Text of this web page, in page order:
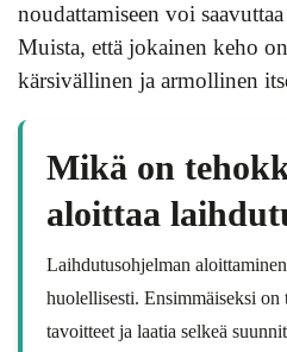
noudattamiseen voi
Muista, että jokainen keho
kärsivällinen ja armollinen
Mikä on
aloittaa
Laihdutusohjelman
huolellisesti. Ensimmäiseksi on
tavoitteet ja laatia selkeä